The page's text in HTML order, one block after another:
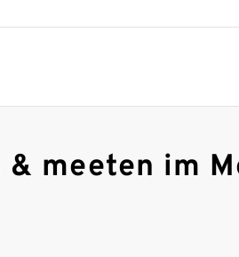
meeten im